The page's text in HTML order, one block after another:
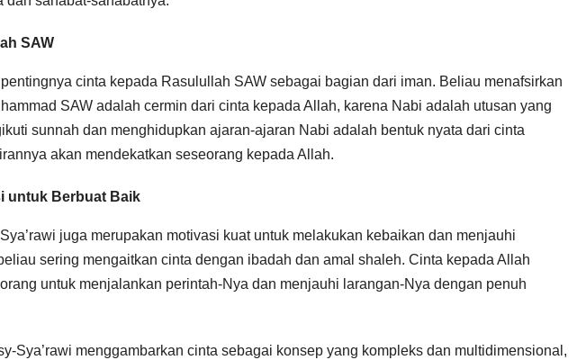
SAW
cinta kepada Rasulullah SAW sebagai bagian dari iman. Beliau menafsirkan
SAW adalah cermin dari cinta kepada Allah, karena Nabi adalah utusan yang
sunnah dan menghidupkan ajaran-ajaran Nabi adalah bentuk nyata dari cinta
akan mendekatkan seseorang kepada Allah.
untuk Berbuat Baik
juga merupakan motivasi kuat untuk melakukan kebaikan dan menjauhi
sering mengaitkan cinta dengan ibadah dan amal shaleh. Cinta kepada Allah
untuk menjalankan perintah-Nya dan menjauhi larangan-Nya dengan penuh
Sya’rawi menggambarkan cinta sebagai konsep yang kompleks dan multidimensional,